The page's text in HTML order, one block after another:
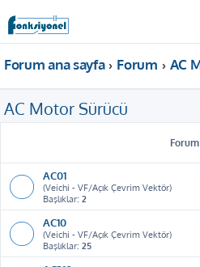
Forum ana sayfa Forum
AC Motor Sürücü
Forum
AC01
(Veichi - VF/Açık Çevrim Vektör)
Başlıklar: 2
AC10
(Veichi - VF/Açık Çevrim Vektör)
Başlıklar: 25